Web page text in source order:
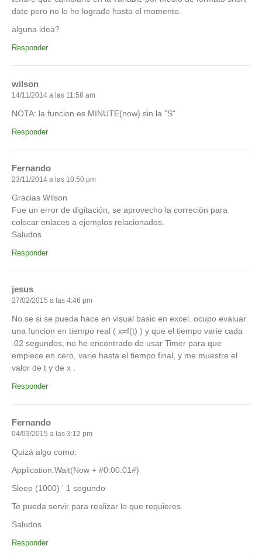
date pero no lo he logrado hasta el momento.
alguna idea?
Responder
wilson
14/11/2014 a las 11:58 am
NOTA: la funcion es MINUTE(now) sin la "S"
Responder
Fernando
23/11/2014 a las 10:50 pm
Gracias Wilson
Fue un error de digitación, se aprovecho la correción para
colocar enlaces a ejemplos relacionados.
Saludos
Responder
jesus
27/02/2015 a las 4:46 pm
No se si se pueda hace en visual basic en excel. ocupo evaluar
una funcion en tiempo real ( x=f(t) ) y que el tiempo varie cada
.02 segundos, no he encontrado de usar Timer para que
empiece en cero, varie hasta el tiempo final, y me muestre el
valor de t y de x .
Responder
Fernando
04/03/2015 a las 3:12 pm
Quizá algo como:
Application.Wait(Now + #0:00:01#)
Sleep (1000) ' 1 segundo
Te pueda servir para realizar lo que requieres.
Saludos
Responder